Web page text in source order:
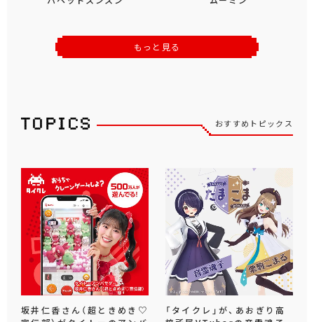
もっと見る
おすすめトピックス
坂井仁香さん（超ときめき♡
「タイクレ」が、あおぎり高